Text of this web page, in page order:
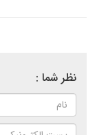
نظر شما :